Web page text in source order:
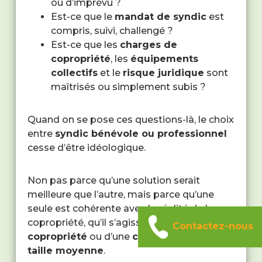
ou d’imprévu ?
Est-ce que le mandat de syndicest
compris, suivi, challengé ?
Est-ce que les charges de
copropriété, les équipements
collectifset le risque juridique sont
maîtrisés ou simplement subis ?
Quand on se pose ces questions-là, le choix
entre syndic bénévole ou professionnel
cesse d’être idéologique.
Non pas parce qu’une solution serait
meilleure que l’autre, mais parce qu’une
seule est cohérente avec la réalité de la
copropriété, qu’il s’agisse d’unepetite
copropriété ou d’une copropriété de
taille moyenne.
Contactez-nous